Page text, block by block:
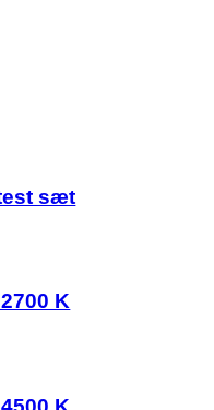
sæt
K